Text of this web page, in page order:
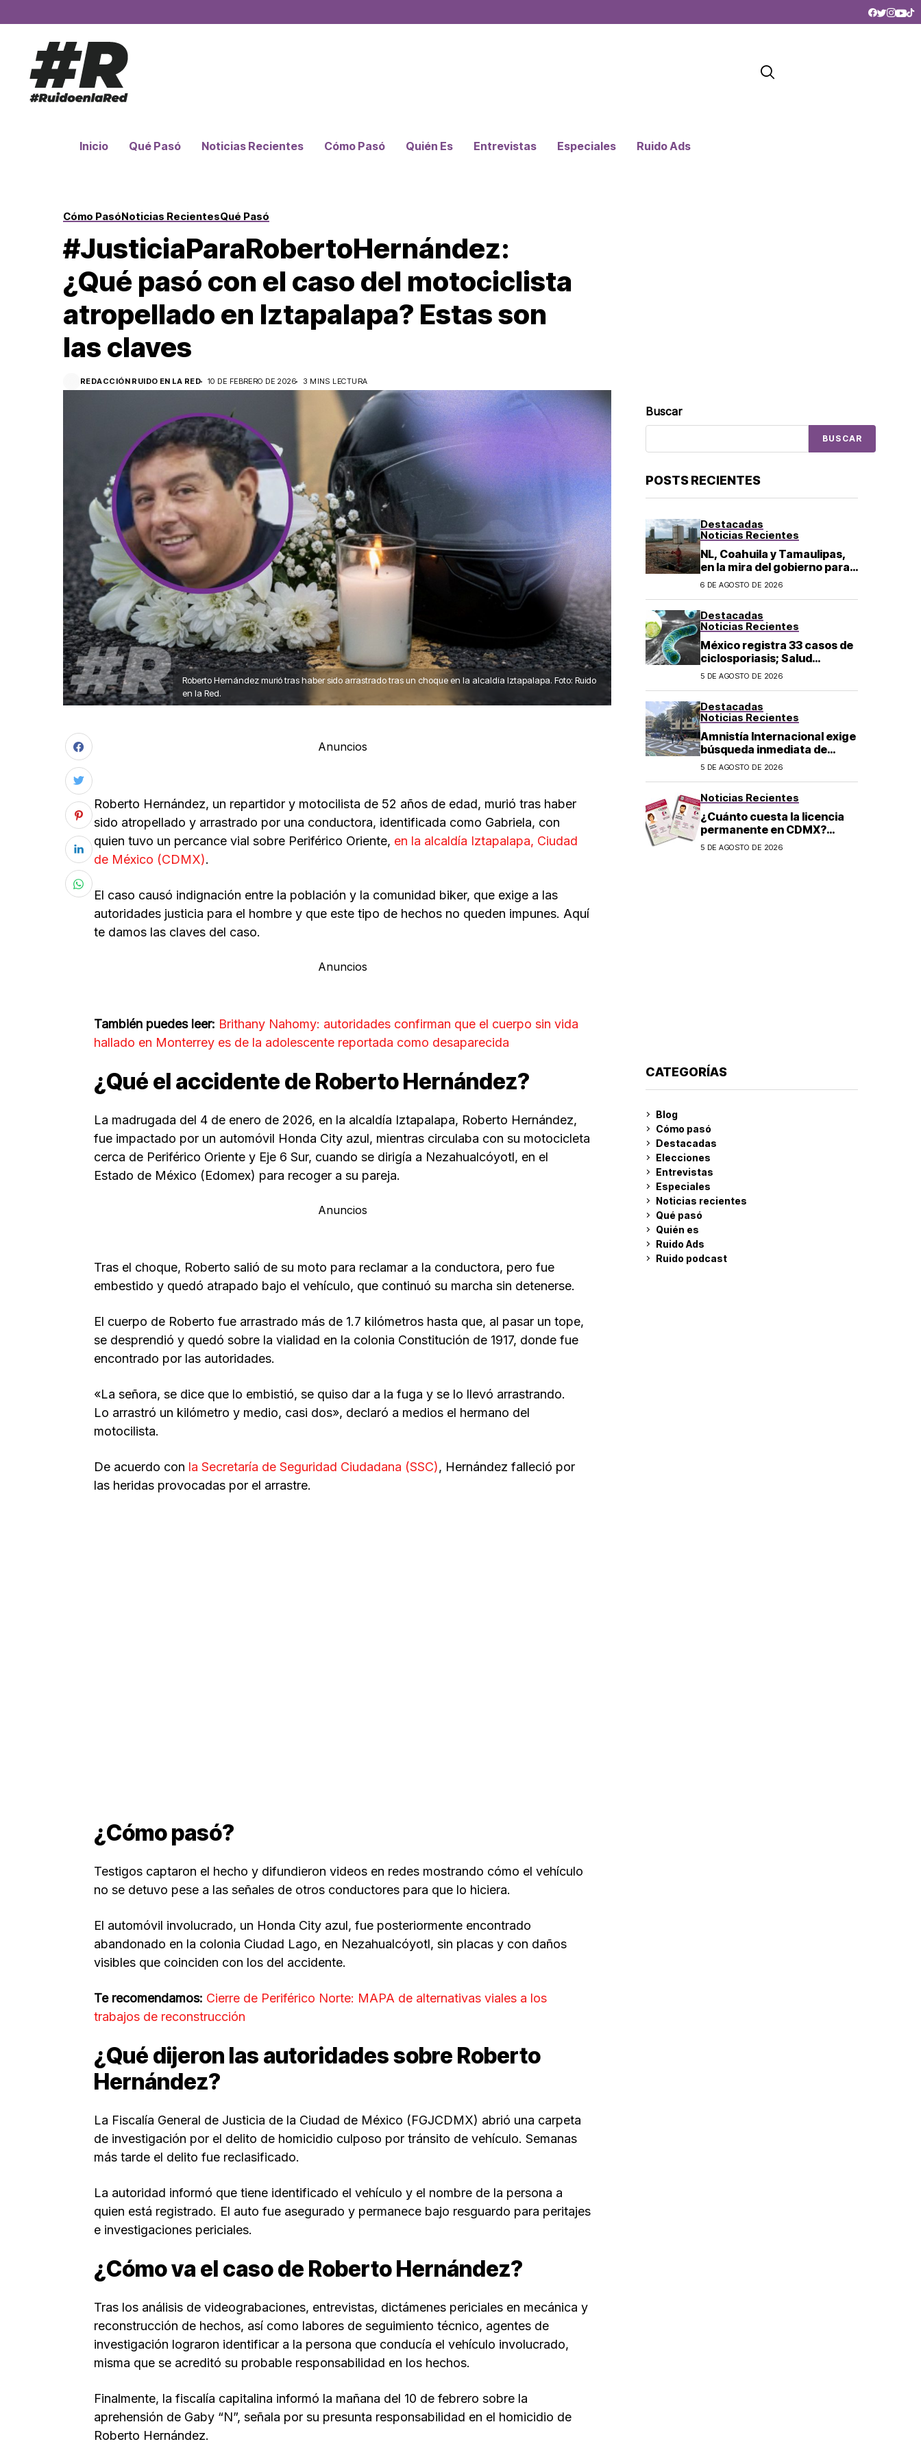
Inicio Qué Pasó Noticias Recientes Cómo Pasó Quién Es Entrevistas Especiales Ruido Ads
Cómo PasóNoticias RecientesQué Pasó
#JusticiaParaRobertoHernández:
¿Qué pasó con el caso del motociclista
atropellado en Iztapalapa? Estas son
las claves
REDACCIÓN RUIDO EN LA RED 10 DE FEBRERO DE 2026 3 MINS LECTURA
Roberto Hernández murió tras haber sido arrastrado tras un choque en la alcaldía Iztapalapa. Foto: Ruido
en la Red.
Anuncios
Roberto Hernández, un repartidor y motocilista de 52 años de edad, murió tras haber
sido atropellado y arrastrado por una conductora, identificada como Gabriela, con
quien tuvo un percance vial sobre Periférico Oriente, en la alcaldía Iztapalapa, Ciudad
de México (CDMX).
El caso causó indignación entre la población y la comunidad biker, que exige a las
autoridades justicia para el hombre y que este tipo de hechos no queden impunes. Aquí
te damos las claves del caso.
Anuncios
También puedes leer: Brithany Nahomy: autoridades confirman que el cuerpo sin vida
hallado en Monterrey es de la adolescente reportada como desaparecida
¿Qué el accidente de Roberto Hernández?
La madrugada del 4 de enero de 2026, en la alcaldía Iztapalapa, Roberto Hernández,
fue impactado por un automóvil Honda City azul, mientras circulaba con su motocicleta
cerca de Periférico Oriente y Eje 6 Sur, cuando se dirigía a Nezahualcóyotl, en el
Estado de México (Edomex) para recoger a su pareja.
Anuncios
Tras el choque, Roberto salió de su moto para reclamar a la conductora, pero fue
embestido y quedó atrapado bajo el vehículo, que continuó su marcha sin detenerse.
El cuerpo de Roberto fue arrastrado más de 1.7 kilómetros hasta que, al pasar un tope,
se desprendió y quedó sobre la vialidad en la colonia Constitución de 1917, donde fue
encontrado por las autoridades.
«La señora, se dice que lo embistió, se quiso dar a la fuga y se lo llevó arrastrando.
Lo arrastró un kilómetro y medio, casi dos», declaró a medios el hermano del
motocilista.
De acuerdo con la Secretaría de Seguridad Ciudadana (SSC), Hernández falleció por
las heridas provocadas por el arrastre.
¿Cómo pasó?
Testigos captaron el hecho y difundieron videos en redes mostrando cómo el vehículo
no se detuvo pese a las señales de otros conductores para que lo hiciera.
El automóvil involucrado, un Honda City azul, fue posteriormente encontrado
abandonado en la colonia Ciudad Lago, en Nezahualcóyotl, sin placas y con daños
visibles que coinciden con los del accidente.
Te recomendamos: Cierre de Periférico Norte: MAPA de alternativas viales a los
trabajos de reconstrucción
¿Qué dijeron las autoridades sobre Roberto
Hernández?
La Fiscalía General de Justicia de la Ciudad de México (FGJCDMX) abrió una carpeta
de investigación por el delito de homicidio culposo por tránsito de vehículo. Semanas
más tarde el delito fue reclasificado.
La autoridad informó que tiene identificado el vehículo y el nombre de la persona a
quien está registrado. El auto fue asegurado y permanece bajo resguardo para peritajes
e investigaciones periciales.
¿Cómo va el caso de Roberto Hernández?
Tras los análisis de videograbaciones, entrevistas, dictámenes periciales en mecánica y
reconstrucción de hechos, así como labores de seguimiento técnico, agentes de
investigación lograron identificar a la persona que conducía el vehículo involucrado,
misma que se acreditó su probable responsabilidad en los hechos.
Finalmente, la fiscalía capitalina informó la mañana del 10 de febrero sobre la
aprehensión de Gaby “N”, señala por su presunta responsabilidad en el homicidio de
Roberto Hernández.
Buscar
BUSCAR
POSTS RECIENTES
Destacadas
Noticias Recientes
NL, Coahuila y Tamaulipas,
en la mira del gobierno para
fracking
6 DE AGOSTO DE 2026
Destacadas
Noticias Recientes
México registra 33 casos de
ciclosporiasis; Salud
mantiene vigilancia
5 DE AGOSTO DE 2026
Destacadas
Noticias Recientes
Amnistía Internacional exige
búsqueda inmediata de
ambientalista desaparecido
5 DE AGOSTO DE 2026
Noticias Recientes
¿Cuánto cuesta la licencia
permanente en CDMX?
Costo y fecha límite del
5 DE AGOSTO DE 2026
CATEGORÍAS
Blog
Cómo pasó
Destacadas
Elecciones
Entrevistas
Especiales
Noticias recientes
Qué pasó
Quién es
Ruido Ads
Ruido podcast